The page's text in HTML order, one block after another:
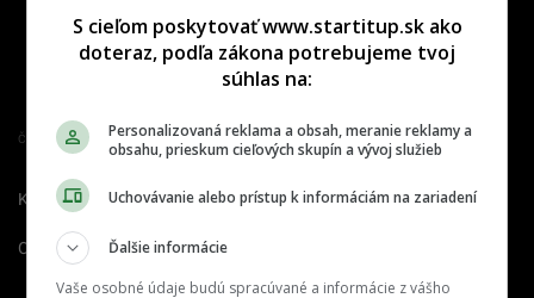
Člen združenia IAB Slovakia
Kontakt Inzercia Cenník
O nás Redakcia
S cieľom poskytovať www.startitup.sk ako
doteraz, podľa zákona potrebujeme tvoj
súhlas na:
Personalizovaná reklama a obsah, meranie reklamy a
obsahu, prieskum cieľových skupín a vývoj služieb
Uchovávanie alebo prístup k informáciám na zariadení
Ďalšie informácie
Vaše osobné údaje budú spracúvané a informácie z vášho